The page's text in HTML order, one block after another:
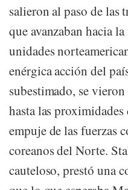
salieron al paso de las
que avanzaban hacia
unidades
enérgica acción del
subestimado, se
hasta las
empuje de las fuerzas
coreanos del Norte.
cauteloso, prestó una